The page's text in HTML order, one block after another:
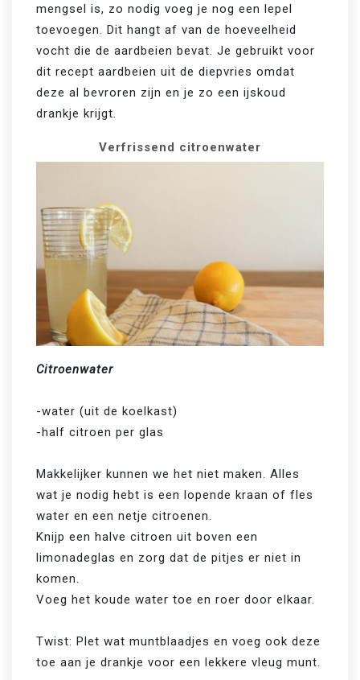
mengsel is, zo nodig voeg je nog een lepel
toevoegen. Dit hangt af van de hoeveelheid
vocht die de aardbeien bevat. Je gebruikt voor
dit recept aardbeien uit de diepvries omdat
deze al bevroren zijn en je zo een ijskoud
drankje krijgt.
Verfrissend citroenwater
Citroenwater
-water (uit de koelkast)
-half citroen per glas
Makkelijker kunnen we het niet maken. Alles
wat je nodig hebt is een lopende kraan of fles
water en een netje citroenen.
Knijp een halve citroen uit boven een
limonadeglas en zorg dat de pitjes er niet in
komen.
Voeg het koude water toe en roer door elkaar.
Twist: Plet wat muntblaadjes en voeg ook deze
toe aan je drankje voor een lekkere vleug munt.